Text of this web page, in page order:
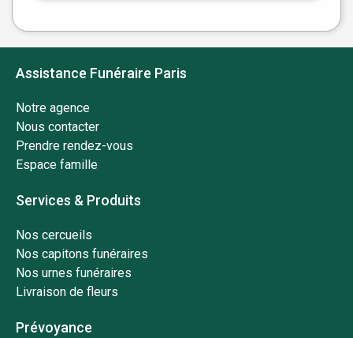
Assistance Funéraire Paris
Notre agence
Nous contacter
Prendre rendez-vous
Espace famille
Services & Produits
Nos cercueils
Nos capitons funéraires
Nos urnes funéraires
Livraison de fleurs
Prévoyance